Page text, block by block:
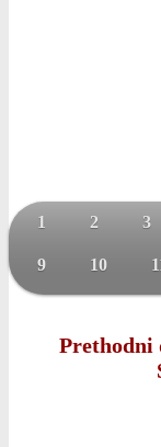
1 2 3
9 10
Prethodni